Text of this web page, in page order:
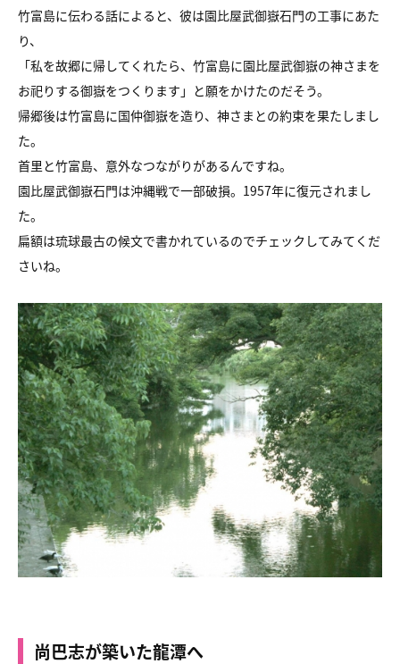
竹富島に伝わる話によると、彼は園比屋武御嶽石門の工事にあた
り、
「私を故郷に帰してくれたら、竹富島に園比屋武御嶽の神さまを
お祀りする御嶽をつくります」と願をかけたのだそう。
帰郷後は竹富島に国仲御嶽を造り、神さまとの約束を果たしまし
た。
首里と竹富島、意外なつながりがあるんですね。
園比屋武御嶽石門は沖縄戦で一部破損。1957年に復元されまし
た。
扁額は琉球最古の候文で書かれているのでチェックしてみてくだ
さいね。
尚巴志が築いた龍潭へ